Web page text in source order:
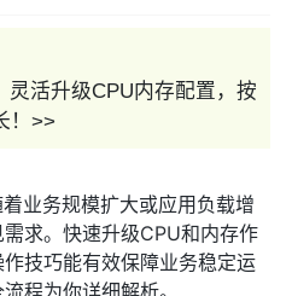
灵活升级CPU内存配置，按
！>>
业务规模扩大或应用负载增
求。快速升级CPU和内存作
技巧能有效保障业务稳定运